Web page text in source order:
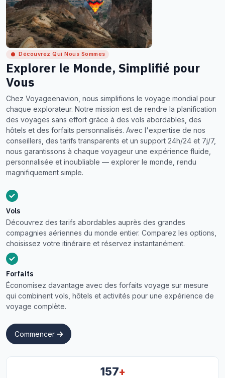
Découvrez Qui Nous Sommes
Explorer le Monde, Simplifié pour
Vous
Chez Voyageenavion, nous simplifions le voyage mondial pour
chaque explorateur. Notre mission est de rendre la planification
des voyages sans effort grâce à des vols abordables, des
hôtels et des forfaits personnalisés. Avec l'expertise de nos
conseillers, des tarifs transparents et un support 24h/24 et 7j/7,
nous garantissons à chaque voyageur une expérience fluide,
personnalisée et inoubliable — explorer le monde, rendu
magnifiquement simple.
Vols
Découvrez des tarifs abordables auprès des grandes
compagnies aériennes du monde entier. Comparez les options,
choisissez votre itinéraire et réservez instantanément.
Forfaits
Économisez davantage avec des forfaits voyage sur mesure
qui combinent vols, hôtels et activités pour une expérience de
voyage complète.
Commencer
157+